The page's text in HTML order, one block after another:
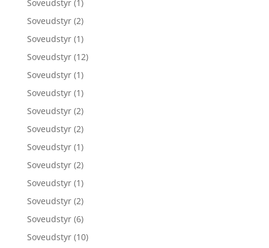
Soveudstyr (1)
Soveudstyr (2)
Soveudstyr (1)
Soveudstyr (12)
Soveudstyr (1)
Soveudstyr (1)
Soveudstyr (2)
Soveudstyr (2)
Soveudstyr (1)
Soveudstyr (2)
Soveudstyr (1)
Soveudstyr (2)
Soveudstyr (6)
Soveudstyr (10)